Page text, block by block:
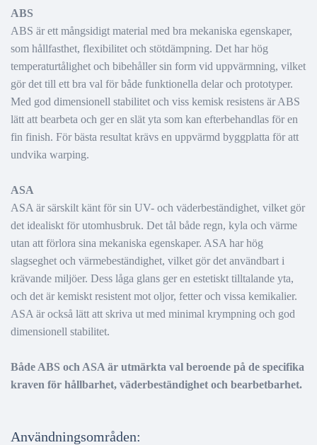
ABS
ABS är ett mångsidigt material med bra mekaniska egenskaper,
som hållfasthet, flexibilitet och stötdämpning. Det har hög
temperaturtålighet och bibehåller sin form vid uppvärmning, vilket
gör det till ett bra val för både funktionella delar och prototyper.
Med god dimensionell stabilitet och viss kemisk resistens är ABS
lätt att bearbeta och ger en slät yta som kan efterbehandlas för en
fin finish. För bästa resultat krävs en uppvärmd byggplatta för att
undvika warping.
ASA
ASA är särskilt känt för sin UV- och väderbeständighet, vilket gör
det idealiskt för utomhusbruk. Det tål både regn, kyla och värme
utan att förlora sina mekaniska egenskaper. ASA har hög
slagseghet och värmebeständighet, vilket gör det användbart i
krävande miljöer. Dess låga glans ger en estetiskt tilltalande yta,
och det är kemiskt resistent mot oljor, fetter och vissa kemikalier.
ASA är också lätt att skriva ut med minimal krympning och god
dimensionell stabilitet.
Både ABS och ASA är utmärkta val beroende på de specifika
kraven för hållbarhet, väderbeständighet och bearbetbarhet.
Användningsområden: